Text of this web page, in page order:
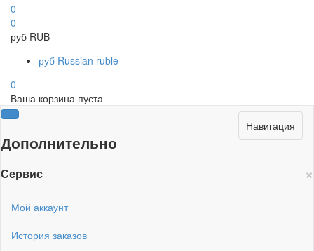
0
0
руб RUB
руб Russian ruble
0
Ваша корзина пуста
Навигация
Дополнительно
×
Сервис
Мой аккаунт
История заказов